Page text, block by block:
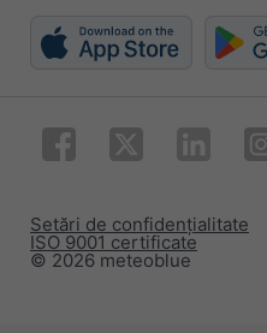
© 2026 meteoblue
ISO 9001 certificate
Setări de confidențialitate